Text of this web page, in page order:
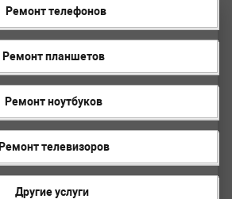
Ремонт телефонов
Ремонт планшетов
Ремонт ноутбуков
Ремонт телевизоров
Другие услуги